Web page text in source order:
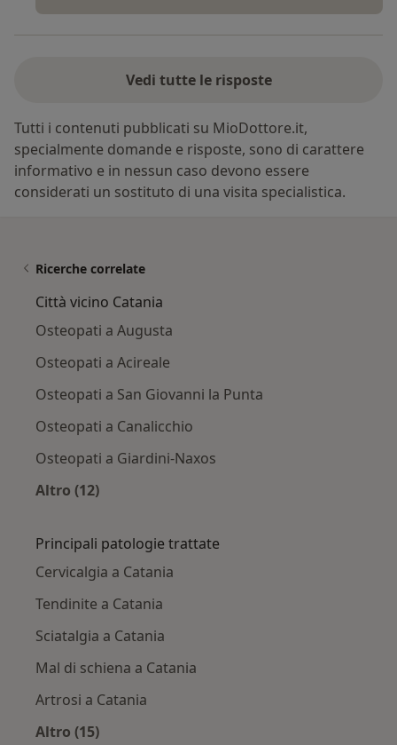
Vedi tutte le risposte
Tutti i contenuti pubblicati su MioDottore.it,
specialmente domande e risposte, sono di carattere
informativo e in nessun caso devono essere
considerati un sostituto di una visita specialistica.
Ricerche correlate
Città vicino Catania
Osteopati a Augusta
Osteopati a Acireale
Osteopati a San Giovanni la Punta
Osteopati a Canalicchio
Osteopati a Giardini-Naxos
Altro (12)
Principali patologie trattate
Cervicalgia a Catania
Tendinite a Catania
Sciatalgia a Catania
Mal di schiena a Catania
Artrosi a Catania
Altro (15)